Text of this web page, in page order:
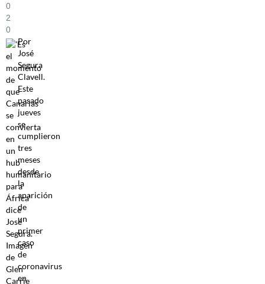
0
2
0
Por
José
Segura
Clavell.
Este
pasado
jueves
se
cumplieron
tres
meses
desde
la
aparición
de
un
primer
caso
de
coronavirus
en